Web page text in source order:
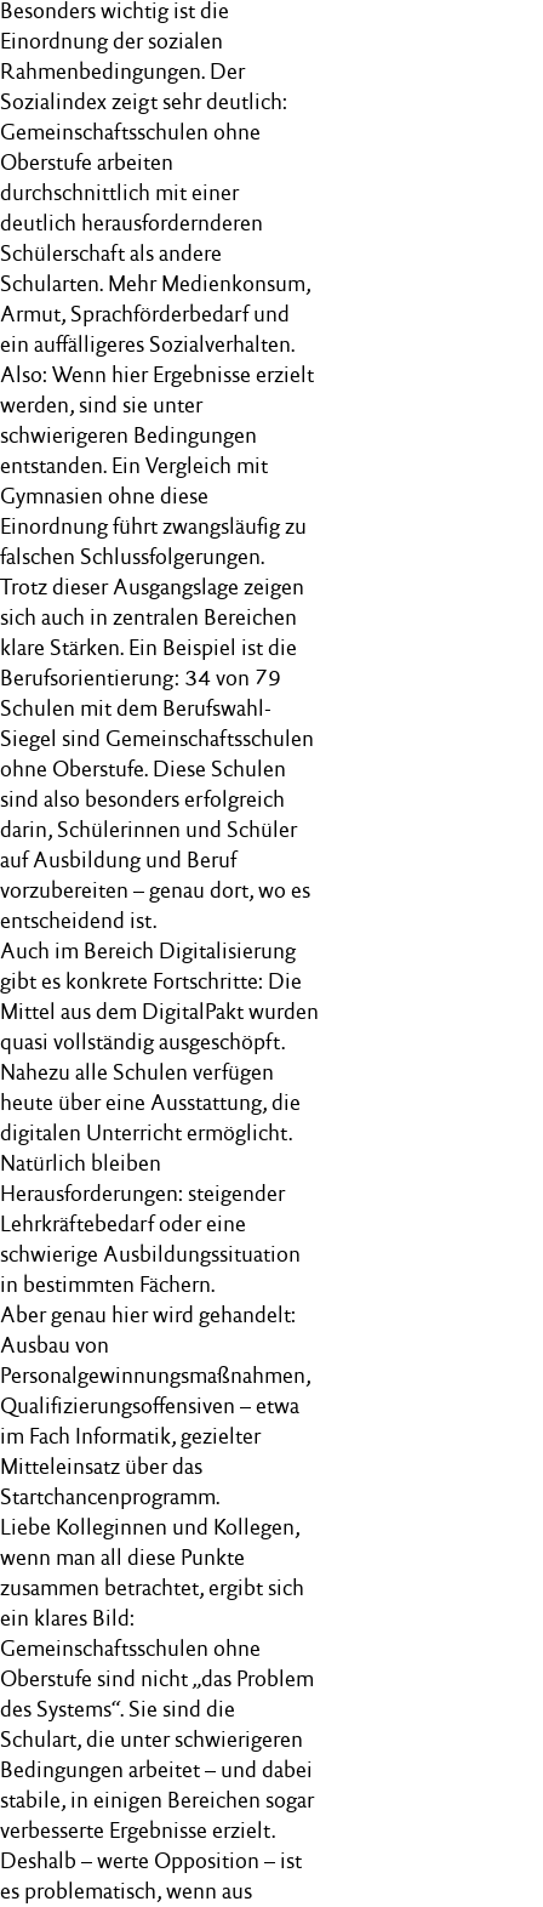
Besonders wichtig ist die
Einordnung der sozialen
Rahmenbedingungen. Der
Sozialindex zeigt sehr deutlich:
Gemeinschaftsschulen ohne
Oberstufe arbeiten
durchschnittlich mit einer
deutlich herausfordernderen
Schülerschaft als andere
Schularten. Mehr Medienkonsum,
Armut, Sprachförderbedarf und
ein auffälligeres Sozialverhalten.
Also: Wenn hier Ergebnisse erzielt
werden, sind sie unter
schwierigeren Bedingungen
entstanden. Ein Vergleich mit
Gymnasien ohne diese
Einordnung führt zwangsläufig zu
falschen Schlussfolgerungen.
Trotz dieser Ausgangslage zeigen
sich auch in zentralen Bereichen
klare Stärken. Ein Beispiel ist die
Berufsorientierung: 34 von 79
Schulen mit dem Berufswahl-
Siegel sind Gemeinschaftsschulen
ohne Oberstufe. Diese Schulen
sind also besonders erfolgreich
darin, Schülerinnen und Schüler
auf Ausbildung und Beruf
vorzubereiten – genau dort, wo es
entscheidend ist.
Auch im Bereich Digitalisierung
gibt es konkrete Fortschritte: Die
Mittel aus dem DigitalPakt wurden
quasi vollständig ausgeschöpft.
Nahezu alle Schulen verfügen
heute über eine Ausstattung, die
digitalen Unterricht ermöglicht.
Natürlich bleiben
Herausforderungen: steigender
Lehrkräftebedarf oder eine
schwierige Ausbildungssituation
in bestimmten Fächern.
Aber genau hier wird gehandelt:
Ausbau von
Personalgewinnungsmaßnahmen,
Qualifizierungsoffensiven – etwa
im Fach Informatik, gezielter
Mitteleinsatz über das
Startchancenprogramm.
Liebe Kolleginnen und Kollegen,
wenn man all diese Punkte
zusammen betrachtet, ergibt sich
ein klares Bild:
Gemeinschaftsschulen ohne
Oberstufe sind nicht „das Problem
des Systems“. Sie sind die
Schulart, die unter schwierigeren
Bedingungen arbeitet – und dabei
stabile, in einigen Bereichen sogar
verbesserte Ergebnisse erzielt.
Deshalb – werte Opposition – ist
es problematisch, wenn aus